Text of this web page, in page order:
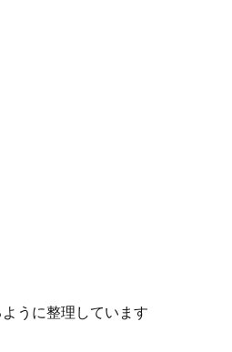
うに整理しています